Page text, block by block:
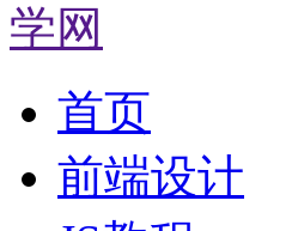
首页
前端设计